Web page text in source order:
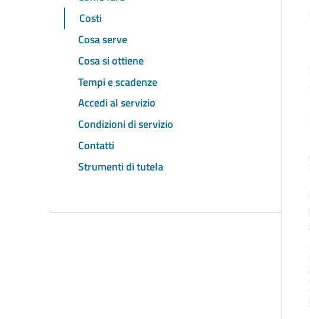
Costi
Cosa serve
Cosa si ottiene
Tempi e scadenze
Accedi al servizio
Condizioni di servizio
Contatti
Strumenti di tutela